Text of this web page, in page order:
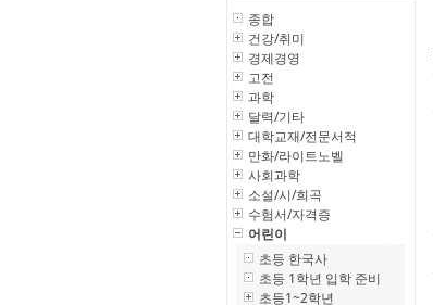
종합
건강/취미
경제경영
고전
과학
달력/기타
대학교재/전문서적
만화/라이트노벨
사회과학
소설/시/희곡
수험서/자격증
어린이
초등 한국사
초등 1학년 입학 준비
초등1~2학년